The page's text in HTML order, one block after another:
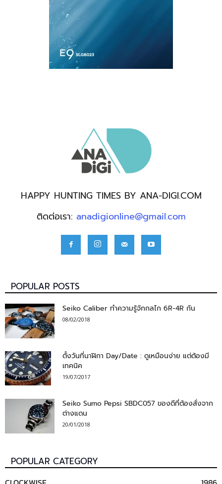
HAPPY HUNTING TIMES BY ANA-DIGI.COM
ติดต่อเรา: anadigionline@gmail.com
POPULAR POSTS
Seiko Caliber ทำความรู้จักกลไก 6R-4R กัน
08/02/2018
ตั้งวันที่นาฬิกา Day/Date : ดูเหมือนง่าย แต่ต้องมี
เทคนิค
19/07/2017
Seiko Sumo Pepsi SBDC057 ของดีที่ต้องสั่งจาก
ต่างแดน
20/01/2018
POPULAR CATEGORY